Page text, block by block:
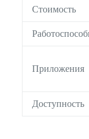
Стоимость
Приложения
Доступность